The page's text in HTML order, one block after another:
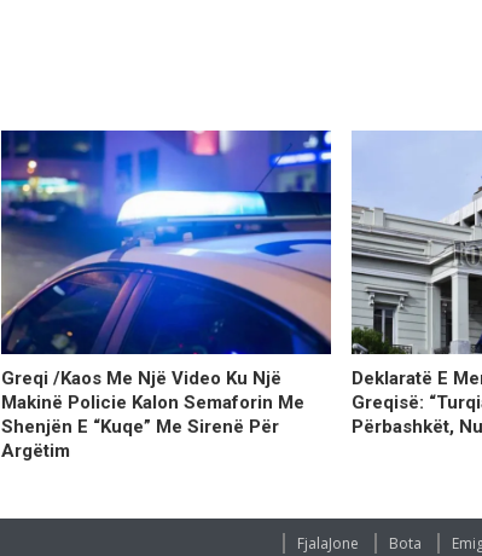
Greqi /Kaos Me Një Video Ku Një
Makinë Policie Kalon Semaforin Me
Shenjën E “kuqe” Me Sirenë Për
Argëtim
Deklaratë E
Greqisë:
Përbashkët,
FjalaJone Bota